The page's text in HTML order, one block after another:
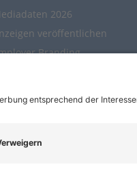
2026
veröffentlichen
Branding